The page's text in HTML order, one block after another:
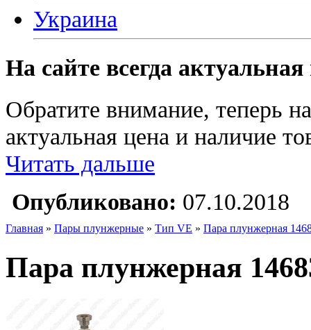
Украина
На сайте всегда
Обратите внимание, теперь
актуальная цена и наличие
Читать дальше
Опубликовано: 07.10.2018
Главная » Пары плунжерные » Тип VE » Пара плунжерная
Пара плунжерная